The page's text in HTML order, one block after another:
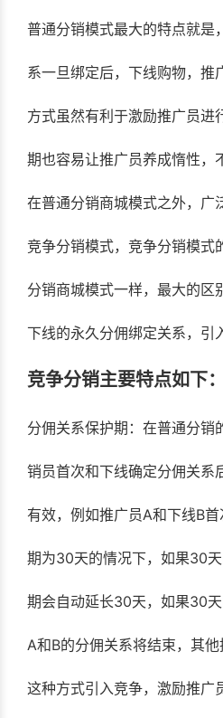
普通分销模式最大的特点就是
系一旦绑定后，下线购物，推
方式虽然有利于激励推广员进
期也容易让推广员养成惰性，
在普通分销商城模式之外，广
竞争分销模式，竞争分销模式
分销商城模式一样，最大的区
下线的永久分佣绑定关系，引
竞争分销主要特点如下：
分佣关系保护期：在普通分销
销员首次和下线确定分佣关系
有效，例如推广员A和下线B
期为30天的情况下，如果30
期会自动延长30天，如果30
A和B的分佣关系将结束，其
这种方式引入竞争，激励推广